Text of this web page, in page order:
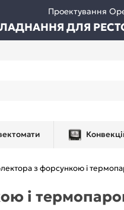
Проектування
ДЛЯ
з форсункою і
і